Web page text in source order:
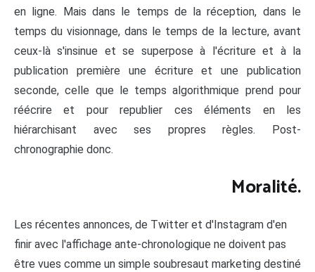
en ligne. Mais dans le temps de la réception, dans le
temps du visionnage, dans le temps de la lecture, avant
ceux-là s'insinue et se superpose à l'écriture et à la
publication première une écriture et une publication
seconde, celle que le temps algorithmique prend pour
réécrire et pour republier ces éléments en les
hiérarchisant avec ses propres règles. Post-
chronographie donc.
Moralité.
Les récentes annonces, de Twitter et d'Instagram d'en
finir avec l'affichage ante-chronologique ne doivent pas
être vues comme un simple soubresaut marketing destiné